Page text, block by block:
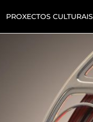
PROXECTOS CULTURAIS